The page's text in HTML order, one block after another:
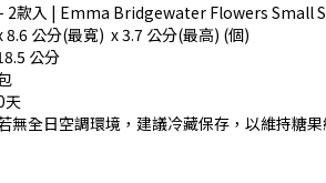
2款入 | Emma Bridgewater Flowers
公分(最寬) x 3.7 公分(最高) (個)
公分
天
無全日空調環境，建議冷藏保存，以維持糖果